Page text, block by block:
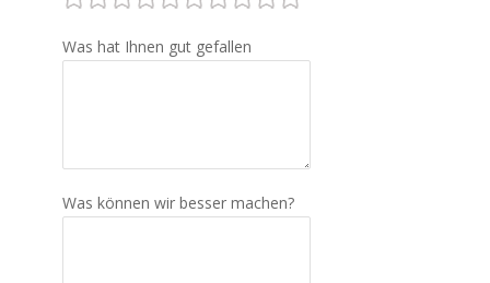
Was hat Ihnen gut gefallen
Was können wir besser machen?